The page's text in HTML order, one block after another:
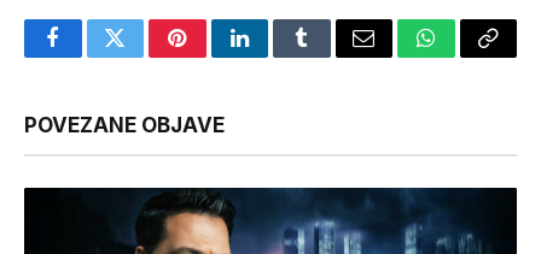
FacebookTwitterPinterestLinkedInTumblrEmail WhatsApp
Copy
POVEZANE OBJAVE